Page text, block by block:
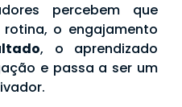
percebem que
o engajamento
, o aprendizado
e passa a ser um